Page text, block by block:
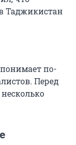
Таджикистан
по-
Перед